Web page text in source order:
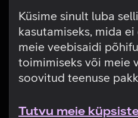
Küsime sinult luba
kasutamiseks, mida
meie veebisaidi
toimimiseks või meie
soovitud teenuse
Tutvu meie